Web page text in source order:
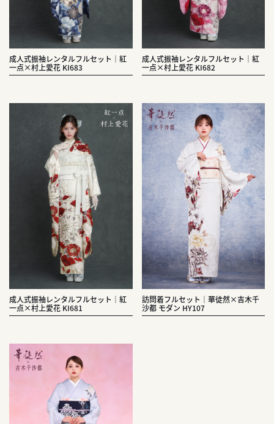
成人式振袖レンタルフルセット｜紅
一点×村上愛花 KI683
成人式振袖レンタルフルセット｜紅
一点×村上愛花 KI682
成人式振袖レンタルフルセット｜紅
一点×村上愛花 KI681
訪問着フルセット｜華徒然×吉木千
沙都 モダン HY107